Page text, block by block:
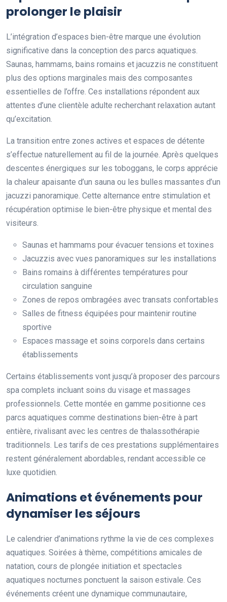
prolonger le plaisir
L’intégration d’espaces bien-être marque une évolution
significative dans la conception des parcs aquatiques.
Saunas, hammams, bains romains et jacuzzis ne constituent
plus des options marginales mais des composantes
essentielles de l’offre. Ces installations répondent aux
attentes d’une clientèle adulte recherchant relaxation autant
qu’excitation.
La transition entre zones actives et espaces de détente
s’effectue naturellement au fil de la journée. Après quelques
descentes énergiques sur les toboggans, le corps apprécie
la chaleur apaisante d’un sauna ou les bulles massantes d’un
jacuzzi panoramique. Cette alternance entre stimulation et
récupération optimise le bien-être physique et mental des
visiteurs.
Saunas et hammams pour évacuer tensions et toxines
Jacuzzis avec vues panoramiques sur les installations
Bains romains à différentes températures pour
circulation sanguine
Zones de repos ombragées avec transats confortables
Salles de fitness équipées pour maintenir routine
sportive
Espaces massage et soins corporels dans certains
établissements
Certains établissements vont jusqu’à proposer des parcours
spa complets incluant soins du visage et massages
professionnels. Cette montée en gamme positionne ces
parcs aquatiques comme destinations bien-être à part
entière, rivalisant avec les centres de thalassothérapie
traditionnels. Les tarifs de ces prestations supplémentaires
restent généralement abordables, rendant accessible ce
luxe quotidien.
Animations et événements pour
dynamiser les séjours
Le calendrier d’animations rythme la vie de ces complexes
aquatiques. Soirées à thème, compétitions amicales de
natation, cours de plongée initiation et spectacles
aquatiques nocturnes ponctuent la saison estivale. Ces
événements créent une dynamique communautaire,